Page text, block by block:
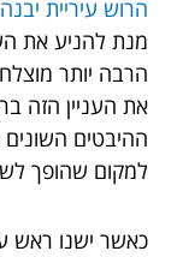
הרוש עיריית יבנה
מנת להניע את
הרבה יותר
את העניין הזה
ההיבטים השונים
למקום שהופך
כאשר ישנו ראש